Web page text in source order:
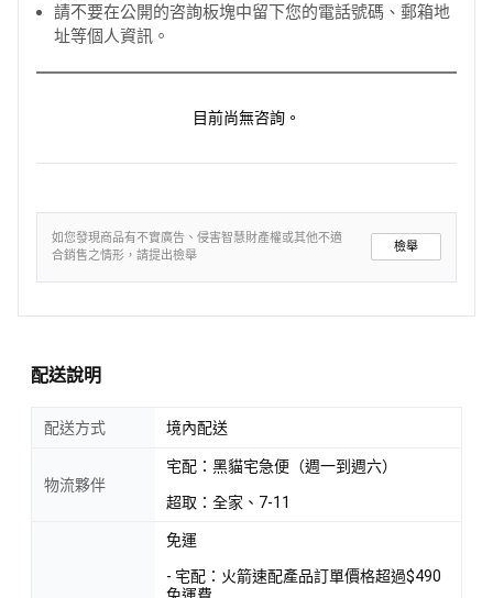
請不要在公開的咨詢板塊中留下您的電話號碼、郵箱地
址等個人資訊。
目前尚無咨詢。
如您發現商品有不實廣告、侵害智慧財產權或其他不適
合銷售之情形，請提出檢舉
檢舉
配送說明
配送方式 境內配送
物流夥伴
宅配：黑貓宅急便（週一到週六）
超取：全家、7-11
免運
- 宅配：火箭速配產品訂單價格超過$490
免運費